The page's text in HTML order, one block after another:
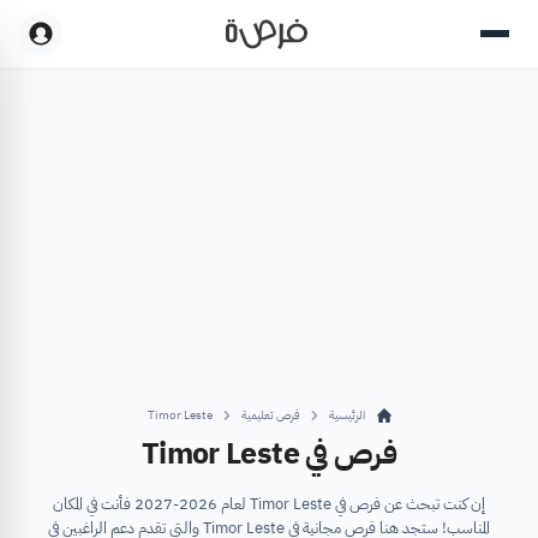
الرئيسية فرص تعليمية Timor Leste
فرص في Timor Leste
إن كنت تبحث عن فرص في Timor Leste لعام 2026-2027 فأنت في المكان
المناسب! ستجد هنا فرص مجانية في Timor Leste والتي تقدم دعم الراغبين في